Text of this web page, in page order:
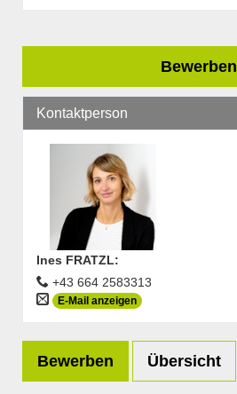
Bewerben
Kontaktperson
Ines FRATZL:
+43 664 2583313
E-Mail anzeigen
Bewerben Übersicht